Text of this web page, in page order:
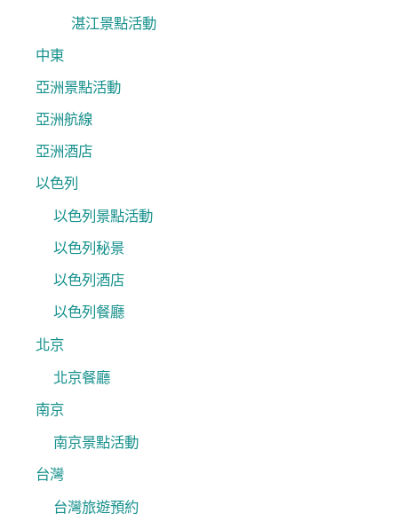
湛江景點活動
中東
亞洲景點活動
亞洲航線
亞洲酒店
以色列
以色列景點活動
以色列秘景
以色列酒店
以色列餐廳
北京
北京餐廳
南京
南京景點活動
台灣
台灣旅遊預約